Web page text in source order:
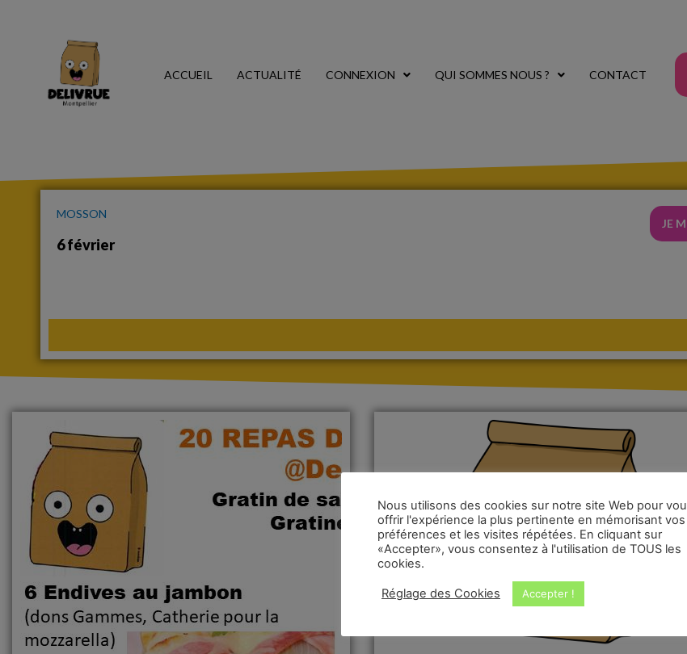
ACCUEIL ACTUALITÉ CONNEXION QUI SOMMES NOUS ? CONTACT
MOSSON
6 février
JE
Nous utilisons des cookies sur notre site Web pour
offrir l'expérience la plus pertinente en mémorisant vos
préférences et les visites répétées. En cliquant sur
«Accepter», vous consentez à l'utilisation de TOUS les
cookies.
Réglage des Cookies Accepter !